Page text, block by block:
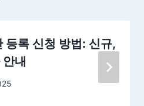
등록 신청 방법: 신규,
내